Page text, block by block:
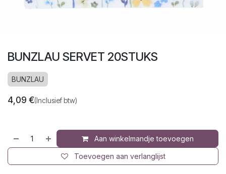
BUNZLAU SERVET 20STUKS
BUNZLAU
4,09 €(Inclusief btw)
Aan winkelmandje toevoegen
Toevoegen aan verlanglijst